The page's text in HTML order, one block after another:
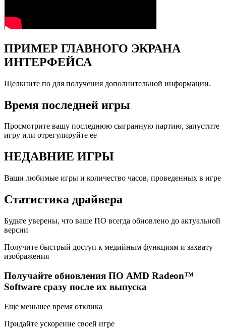
ПРИМЕР ГЛАВНОГО ЭКРАНА
ИНТЕРФЕЙСА
Щелкните по для получения дополнительной информации.
Время последней игры
Просмотрите вашу последнюю сыгранную партию, запустите
игру или отрегулируйте ее
НЕДАВНИЕ ИГРЫ
Ваши любимые игры и количество часов, проведенных в игре
Статистика драйвера
Будьте уверены, что ваше ПО всегда обновлено до актуальной
версии
Получите быстрый доступ к медийным функциям и захвату
изображения
Получайте обновления ПО AMD Radeon™
Software сразу после их выпуска
Еще меньшее время отклика
Придайте ускорение своей игре